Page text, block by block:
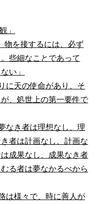
」
物を接するには、必ず
些細なことであって
い」
に天の使命があり、そ
、処世上の第一要件で
なき者は理想なし、理
者は計画なし、計画な
成果なし、成果なき者
る者は夢なかるべから
は様々で、時に善人が